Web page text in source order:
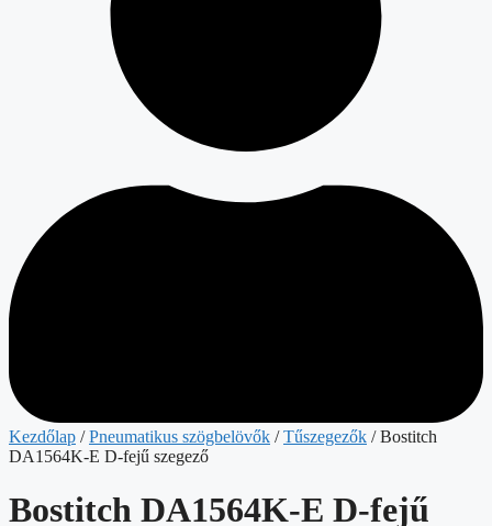
Kezdőlap /Pneumatikus szögbelövők /Tűszegezők / Bostitch
DA1564K-E D-fejű szegező
Bostitch DA1564K-E D-fejű